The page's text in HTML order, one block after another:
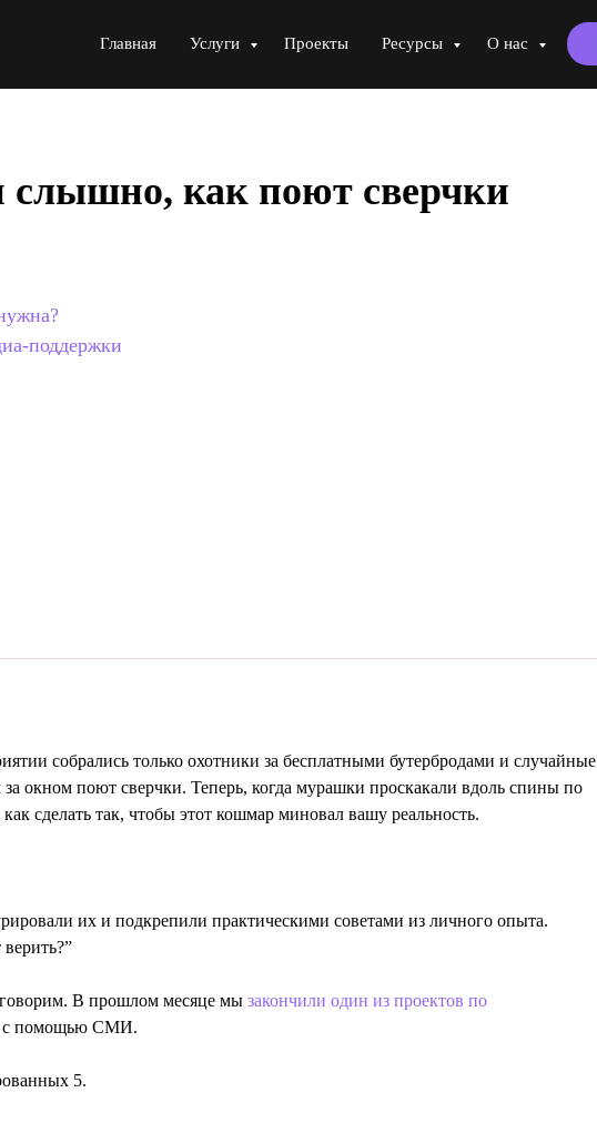
Главная Услуги Проекты Ресурсы О нас
как поют сверчки
поддержки
собрались только охотники за бесплатными бутербродами и случайные
окном поют сверчки. Теперь, когда мурашки проскакали вдоль спины по
сделать так, чтобы этот кошмар миновал вашу реальность.
их и подкрепили практическими советами из личного опыта.
В прошлом месяце мы закончили один из проектов по
с помощью СМИ.
5.